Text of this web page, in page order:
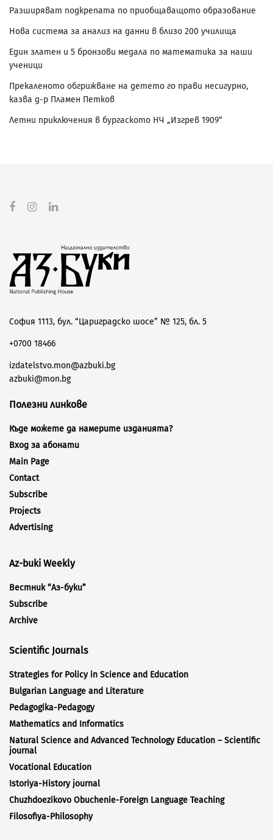
Разширяват подкрепата по приобщаващото образование
Нова система за анализ на данни в близо 200 училища
Един златен и 5 бронзови медала по математика за наши
ученици
Прекаленото обгрижване на детето го прави несигурно,
казва д-р Пламен Петков
Летни приключения в бургаското НЧ „Изгрев 1909“
София 1113, бул. “Цариградско шосе” № 125, бл. 5
+0700 18466
izdatelstvo.mon@azbuki.bg
azbuki@mon.bg
Полезни линкове
Къде можете да намерите изданията?
Вход за абонати
Main Page
Contact
Subscribe
Projects
Advertising
Az-buki Weekly
Вестник “Аз-буки”
Subscribe
Archive
Scientific Journals
Strategies for Policy in Science and Education
Bulgarian Language and Literature
Pedagogika-Pedagogy
Mathematics and Informatics
Natural Science and Advanced Technology Education – Scientific
journal
Vocational Education
Istoriya-History journal
Chuzhdoezikovo Obuchenie-Foreign Language Teaching
Filosofiya-Philosophy